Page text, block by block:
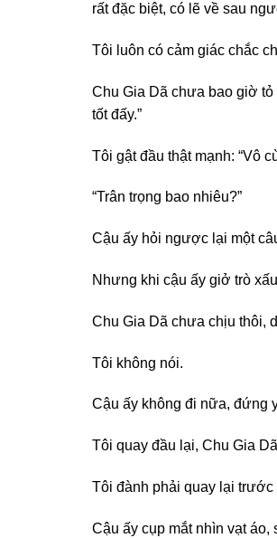
rất đặc biệt, có lẽ về sau
Tôi luôn có cảm giác chắc
Chu Gia Dã chưa bao giờ
tốt đấy.”
Tôi gật đầu thật mạnh: “Vô
“Trân trọng bao nhiêu?”
Cậu ấy hỏi ngược lại một
Nhưng khi cậu ấy giở trò
Chu Gia Dã chưa chịu thôi,
Tôi không nói.
Cậu ấy không đi nữa, đứng
Tôi quay đầu lại, Chu Gia
Tôi đành phải quay lại trước
Cậu ấy cụp mắt nhìn vạt áo,